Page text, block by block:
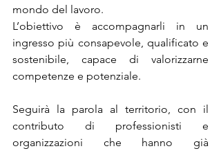
mondo del lavoro.
L’obiettivo è accompagnarli in un
ingresso più consapevole, qualificato e
sostenibile, capace di valorizzarne
competenze e potenziale.
Seguirà la parola al territorio, con il
contributo di professionisti e
organizzazioni che hanno già